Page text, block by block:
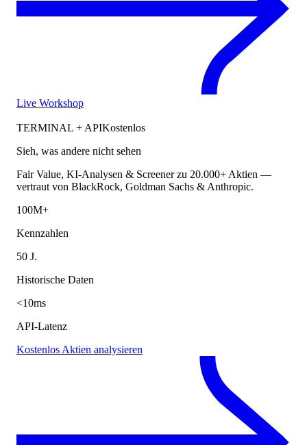
Live Workshop
TERMINAL + APIKostenlos
Sieh, was andere nicht sehen
Fair Value, KI-Analysen & Screener zu 20.000+ Aktien —
vertraut von BlackRock, Goldman Sachs & Anthropic.
100M+
Kennzahlen
50 J.
Historische Daten
<10ms
API-Latenz
Kostenlos Aktien analysieren